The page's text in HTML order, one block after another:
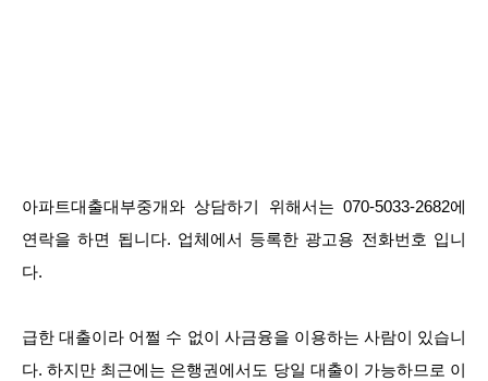
아파트대출대부중개와 상담하기 위해서는 070-5033-2682에
연락을 하면 됩니다. 업체에서 등록한 광고용 전화번호 입니
다.
급한 대출이라 어쩔 수 없이 사금융을 이용하는 사람이 있습니
다. 하지만 최근에는 은행권에서도 당일 대출이 가능하므로 이